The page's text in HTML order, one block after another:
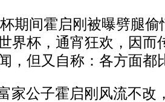
间霍启刚被曝劈腿偷
界杯，通宵狂欢，因而
，但又自称：各方面都
公子霍启刚风流不改